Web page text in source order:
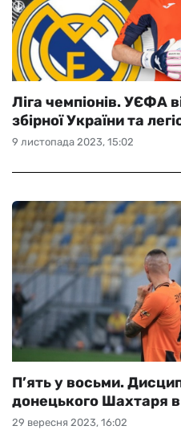
9 листопада 2023, 15:02
Ліга чемпіонів. УЄФА
збірної України та
29 вересня 2023, 16:02
П’ять у восьми.
донецького Шахтаря